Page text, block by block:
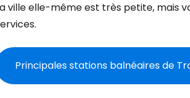
ville elle-même est très petite, mais
Principales stations balnéaires de